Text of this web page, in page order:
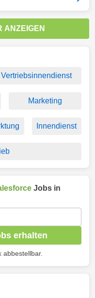
ANZEIGEN
Vertriebsinnendienst
Marketing
Innendienst
Jobs in
erhalten
abbestellbar.